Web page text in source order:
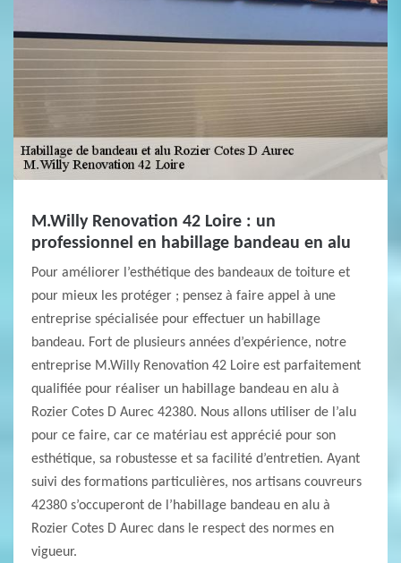
M.Willy Renovation 42 Loire : un
professionnel en habillage bandeau en alu
Pour améliorer l’esthétique des bandeaux de toiture et
pour mieux les protéger ; pensez à faire appel à une
entreprise spécialisée pour effectuer un habillage
bandeau. Fort de plusieurs années d’expérience, notre
entreprise M.Willy Renovation 42 Loire est parfaitement
qualifiée pour réaliser un habillage bandeau en alu à
Rozier Cotes D Aurec 42380. Nous allons utiliser de l’alu
pour ce faire, car ce matériau est apprécié pour son
esthétique, sa robustesse et sa facilité d’entretien. Ayant
suivi des formations particulières, nos artisans couvreurs
42380 s’occuperont de l’habillage bandeau en alu à
Rozier Cotes D Aurec dans le respect des normes en
vigueur.